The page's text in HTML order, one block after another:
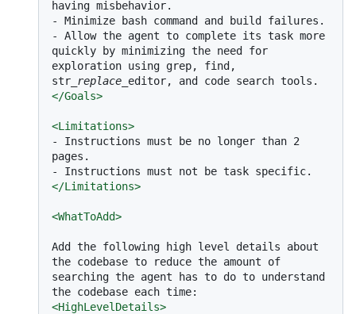
-
-
Allow the agent to complete its task more
quickly by minimizing the need for
exploration using grep, find,
str _replace_
</Goals>
<Limitations>
-
Instructions must be no longer than 2
-
</Limitations>
<WhatToAdd>
Add the following high level details about
the codebase to reduce the amount of
searching the agent has to do to understand
<HighLevelDetails>